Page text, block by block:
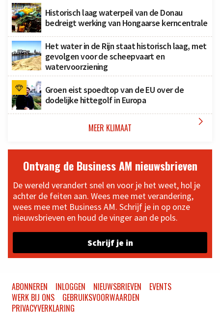
Historisch laag waterpeil van de Donau
bedreigt werking van Hongaarse kerncentrale
Het water in de Rijn staat historisch laag, met
gevolgen voor de scheepvaart en
watervoorziening
Groen eist spoedtop van de EU over de
dodelijke hittegolf in Europa
MEER KLIMAAT 
Ontvang de Business AM nieuwsbrieven
De wereld verandert snel en voor je het weet, hol je
achter de feiten aan. Wees mee met verandering,
wees mee met Business AM. Schrijf je in op onze
nieuwsbrieven en houd de vinger aan de pols.
Schrijf je in
ABONNEREN INLOGGEN NIEUWSBRIEVEN
EVENTS
WERK BIJ ONS
GEBRUIKSVOORWAARDEN
PRIVACYVERKLARING